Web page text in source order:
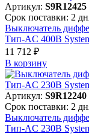
Артикул: S9R12425
Срок поставки: 2
Выключатель
Тип-AC 400В
11 712 ₽
В корзинy
Артикул: S9R12240
Срок поставки: 2
Выключатель
Тип-AC 230В